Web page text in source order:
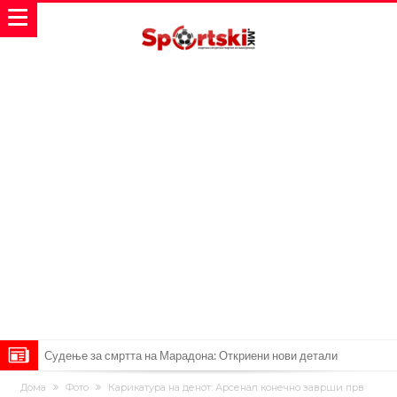
Судење за смртта на Марадона: Откриени нови детали
Англиски репрезентативец обвинет за напад во ноќен клуб – ќе
Дома Фото
Карикатура на денот: Арсенал конечно заврши прв